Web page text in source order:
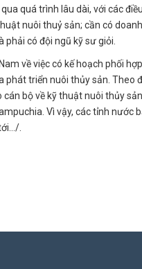
quá trình lâu dài, với các
nuôi thuỷ sản; cần có
phải có đội ngũ kỹ sư giỏi.
về việc có kế hoạch phối
phát triển nuôi thủy sản. Theo
cán bộ về kỹ thuật nuôi thủy
Vì vậy, các tỉnh nước
.